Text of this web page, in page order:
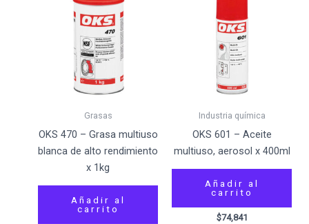
Grasas
OKS 470 – Grasa multiuso
blanca de alto rendimiento
x 1kg
Añadir al
carrito
Industria química
OKS 601 – Aceite
multiuso, aerosol x 400ml
Añadir al
carrito
$74,841